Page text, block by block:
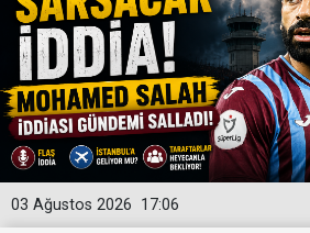
17:06
03 Ağustos 2026